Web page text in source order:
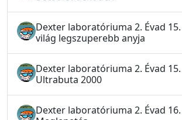
Dexter laboratóriuma 2. Évad 15.
világ legszuperebb anyja
Dexter laboratóriuma 2. Évad 15.
Ultrabuta 2000
Dexter laboratóriuma 2. Évad 16.